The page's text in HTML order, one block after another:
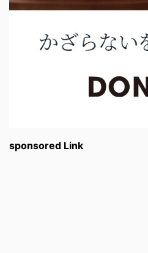
sponsored Link